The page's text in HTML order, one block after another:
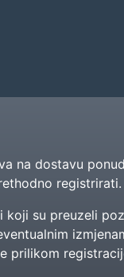
na dostavu
registrirati.
koji su preuzeli
prilikom